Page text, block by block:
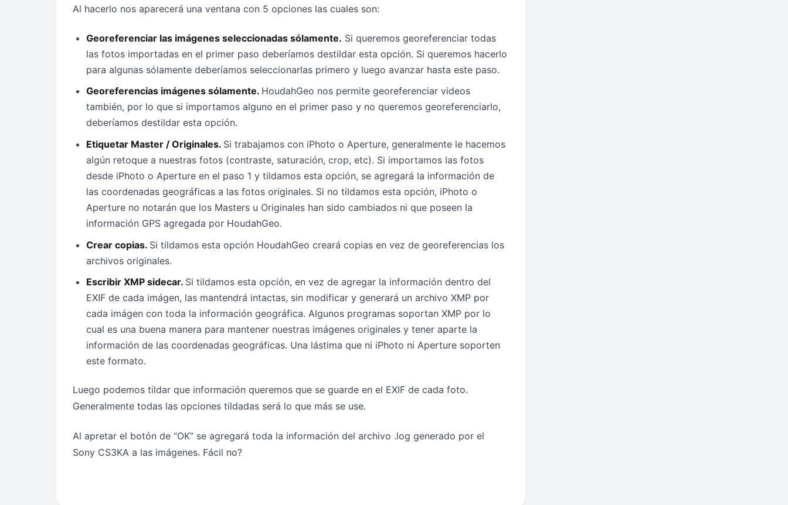
Al hacerlo nos aparecerá una ventana con 5 opciones las cuales son:
Georeferenciar las imágenes seleccionadas sólamente. Si queremos georeferenciar todas
las fotos importadas en el primer paso deberíamos destildar esta opción. Si queremos hacerlo
para algunas sólamente deberíamos seleccionarlas primero y luego avanzar hasta este paso.
Georeferencias imágenes sólamente. HoudahGeo nos permite georeferenciar videos
también, por lo que si importamos alguno en el primer paso y no queremos georeferenciarlo,
deberíamos destildar esta opción.
Etiquetar Master / Originales. Si trabajamos con iPhoto o Aperture, generalmente le hacemos
algún retoque a nuestras fotos (contraste, saturación, crop, etc). Si importamos las fotos
desde iPhoto o Aperture en el paso 1 y tildamos esta opción, se agregará la información de
las coordenadas geográficas a las fotos originales. Si no tildamos esta opción, iPhoto o
Aperture no notarán que los Masters u Originales han sido cambiados ni que poseen la
información GPS agregada por HoudahGeo.
Crear copias. Si tildamos esta opción HoudahGeo creará copias en vez de georeferencias los
archivos originales.
Escribir XMP sidecar. Si tildamos esta opción, en vez de agregar la información dentro del
EXIF de cada imágen, las mantendrá intactas, sin modificar y generará un archivo XMP por
cada imágen con toda la información geográfica. Algunos programas soportan XMP por lo
cual es una buena manera para mantener nuestras imágenes originales y tener aparte la
información de las coordenadas geográficas. Una lástima que ni iPhoto ni Aperture soporten
este formato.
Luego podemos tildar que información queremos que se guarde en el EXIF de cada foto.
Generalmente todas las opciones tildadas será lo que más se use.
Al apretar el botón de “OK” se agregará toda la información del archivo .log generado por el
Sony CS3KA a las imágenes. Fácil no?